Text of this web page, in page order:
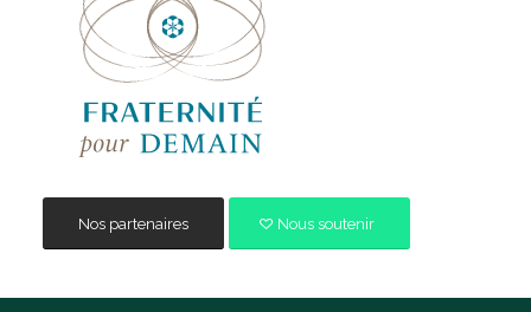
Nos partenaires Nous soutenir